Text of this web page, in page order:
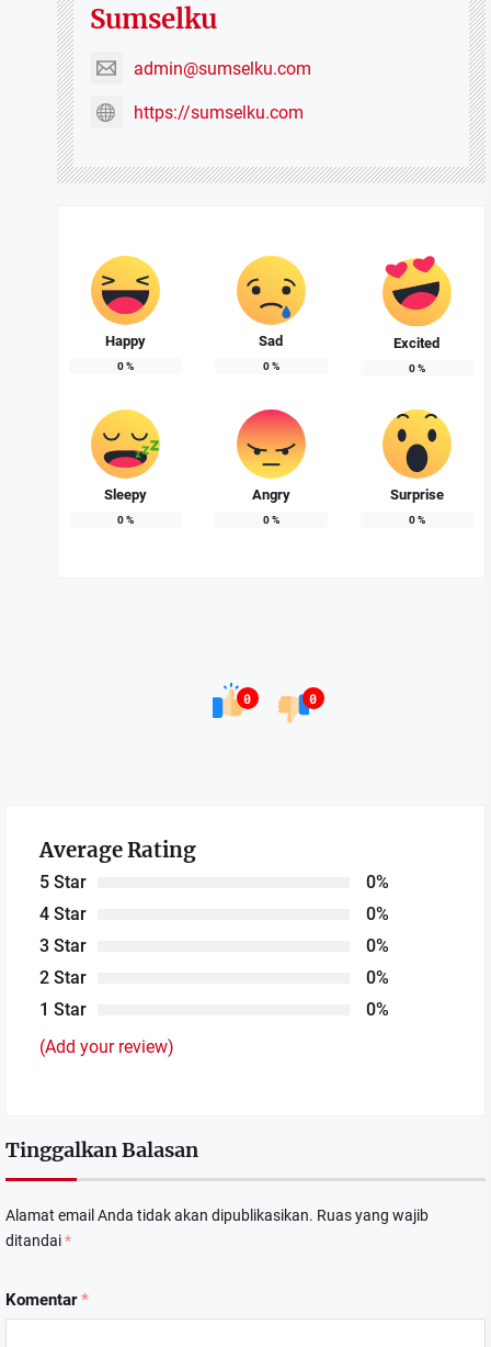
Sumselku
admin@sumselku.com
https://sumselku.com
Happy
0%
Sad
0%
Excited
0%
Sleepy
0%
Angry
0%
Surprise
0%
0 0
Average Rating
5 Star
0%
4 Star
0%
3 Star
0%
2 Star
0%
1 Star
0%
(Add your review)
Tinggalkan Balasan
Alamat email Anda tidak akan dipublikasikan. Ruas yang wajib
ditandai*
Komentar*